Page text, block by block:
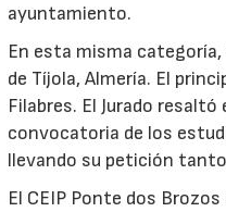
ayuntamiento.
En esta misma
de Tíjola, Almería. El
Filabres. El Jurado
convocatoria de los
llevando su petición
El CEIP Ponte dos